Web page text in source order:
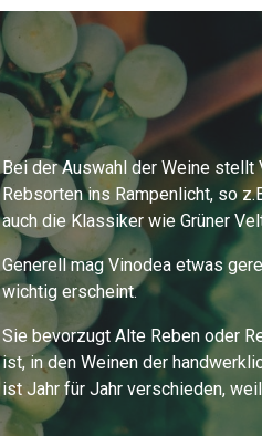
Bei der Auswahl der Weine stellt
Rebsorten ins Rampenlicht, so
auch die Klassiker wie Grüner
Generell mag Vinodea etwas
wichtig erscheint.
Sie bevorzugt Alte Reben oder
ist, in den Weinen der
ist Jahr für Jahr verschieden,